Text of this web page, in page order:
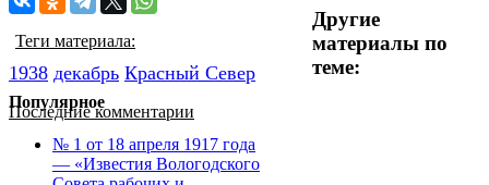
Другие
материалы по
теме:
Теги материала:
1938 декабрь Красный Cевер
Последние комментарии
Популярное
№ 1 от 18 апреля 1917 года
— «Известия Вологодского